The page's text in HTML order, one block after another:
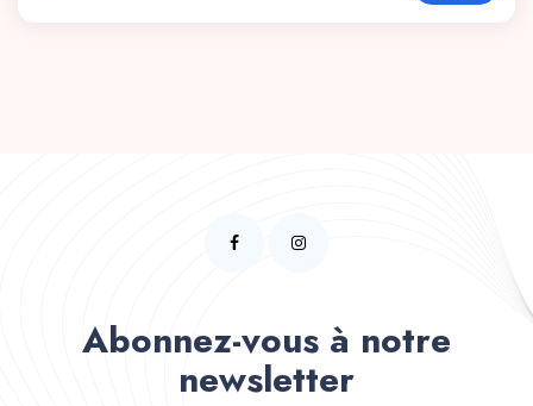
Abonnez-vous à notre
newsletter